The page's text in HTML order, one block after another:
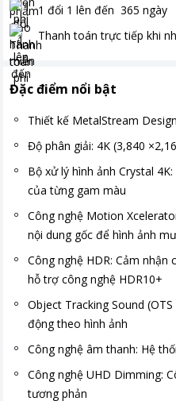
1 đổi 1 lên đến 365 ngày
Thanh toán trực tiếp khi
Đặc điểm nổi bật
Thiết kế MetalStream
Độ phân giải: 4K (3,840
Bộ xử lý hình ảnh Crystal
của từng gam màu
Công nghệ Motion
nội dung gốc để hình ảnh
Công nghệ HDR: Cảm
hỗ trợ công nghệ HDR10+
Object Tracking Sound
động theo hình ảnh
Công nghệ âm thanh: Hệ
Công nghệ UHD Dimming:
tương phản